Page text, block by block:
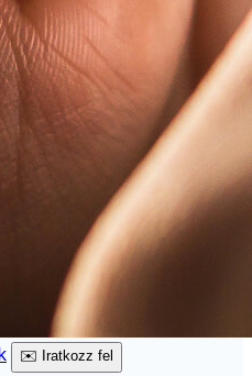
✉️ Iratkozz fel